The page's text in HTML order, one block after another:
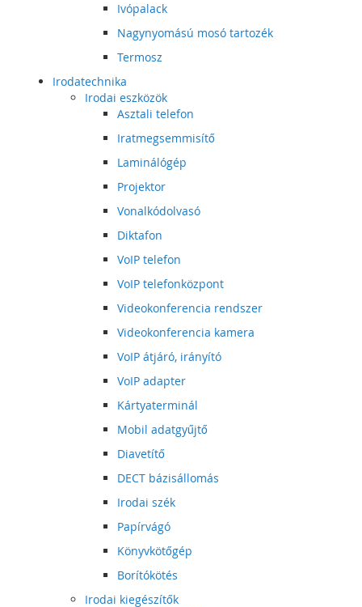
Ivópalack
Nagynyomású mosó tartozék
Termosz
Irodatechnika
Irodai eszközök
Asztali telefon
Iratmegsemmisítő
Laminálógép
Projektor
Vonalkódolvasó
Diktafon
VoIP telefon
VoIP telefonközpont
Videokonferencia rendszer
Videokonferencia kamera
VoIP átjáró, irányító
VoIP adapter
Kártyaterminál
Mobil adatgyűjtő
Diavetítő
DECT bázisállomás
Irodai szék
Papírvágó
Könyvkötőgép
Borítókötés
Irodai kiegészítők